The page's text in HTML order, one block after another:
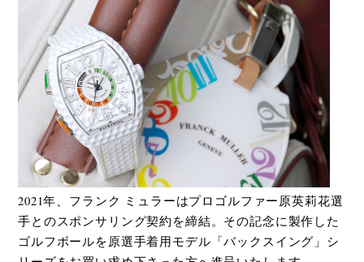
2021年、フランク ミュラーはプロゴルファー原英莉花選
手とのスポンサリング契約を締結。その記念に製作した
ゴルフボールを原選手着用モデル「バックスイング」シ